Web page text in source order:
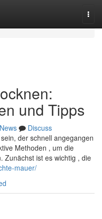
und Tipps
News
Discuss
der schnell angegangen
Methoden , um die
Zunächst ist es wichtig , die
mauer/